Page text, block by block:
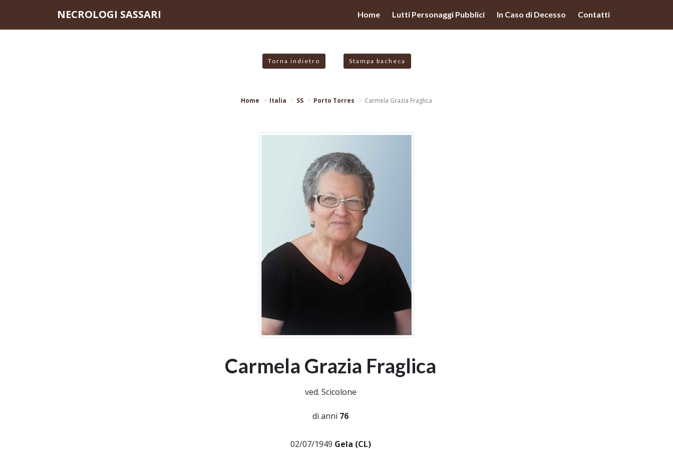
NECROLOGI SASSARI Home Lutti Personaggi Pubblici In Caso di Decesso Contatti
Torna indietro Stampa bacheca
Home Italia SS Porto Torres Carmela Grazia Fraglica
Carmela Grazia Fraglica
ved. Scicolone
di anni 76
02/07/1949 Gela (CL)
scorrendo questa pagina, cliccando su un link o proseguendo la navigazione in altra maniera, acconsenti all'uso dei cookie. Ulteriori informazioni